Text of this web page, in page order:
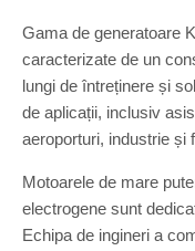
Gama de generatoare
caracterizate de un
lungi de întreținere și
de aplicații, inclusiv
aeroporturi, industrie și
Motoarele de mare
electrogene sunt
Echipa de ingineri a